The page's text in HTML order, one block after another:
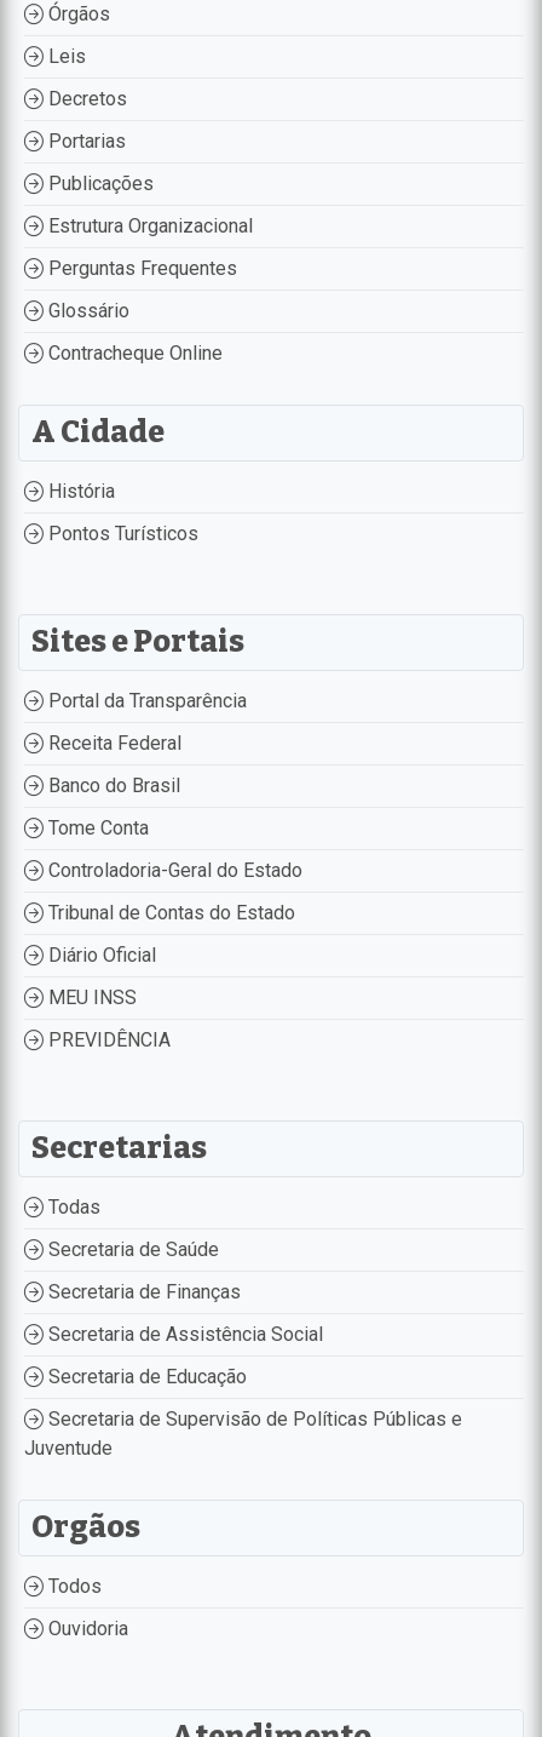
Órgãos
Leis
Decretos
Portarias
Publicações
Estrutura Organizacional
Perguntas Frequentes
Glossário
Contracheque Online
A Cidade
História
Pontos Turísticos
Sites e Portais
Portal da Transparência
Receita Federal
Banco do Brasil
Tome Conta
Controladoria-Geral do Estado
Tribunal de Contas do Estado
Diário Oficial
MEU INSS
PREVIDÊNCIA
Secretarias
Todas
Secretaria de Saúde
Secretaria de Finanças
Secretaria de Assistência Social
Secretaria de Educação
Secretaria de Supervisão de Políticas Públicas e
Juventude
Orgãos
Todos
Ouvidoria